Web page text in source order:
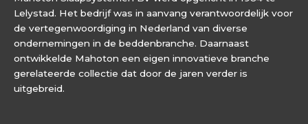
Lelystad. Het bedrijf was in aanvang verantwoordelijk voor
de vertegenwoordiging in Nederland van diverse
ondernemingen in de beddenbranche. Daarnaast
ontwikkelde Mahoton een eigen innovatieve branche
gerelateerde collectie dat door de jaren verder is
uitgebreid.